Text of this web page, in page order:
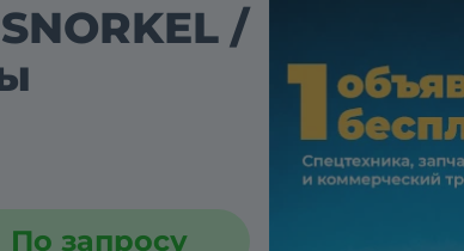
/
По запросу